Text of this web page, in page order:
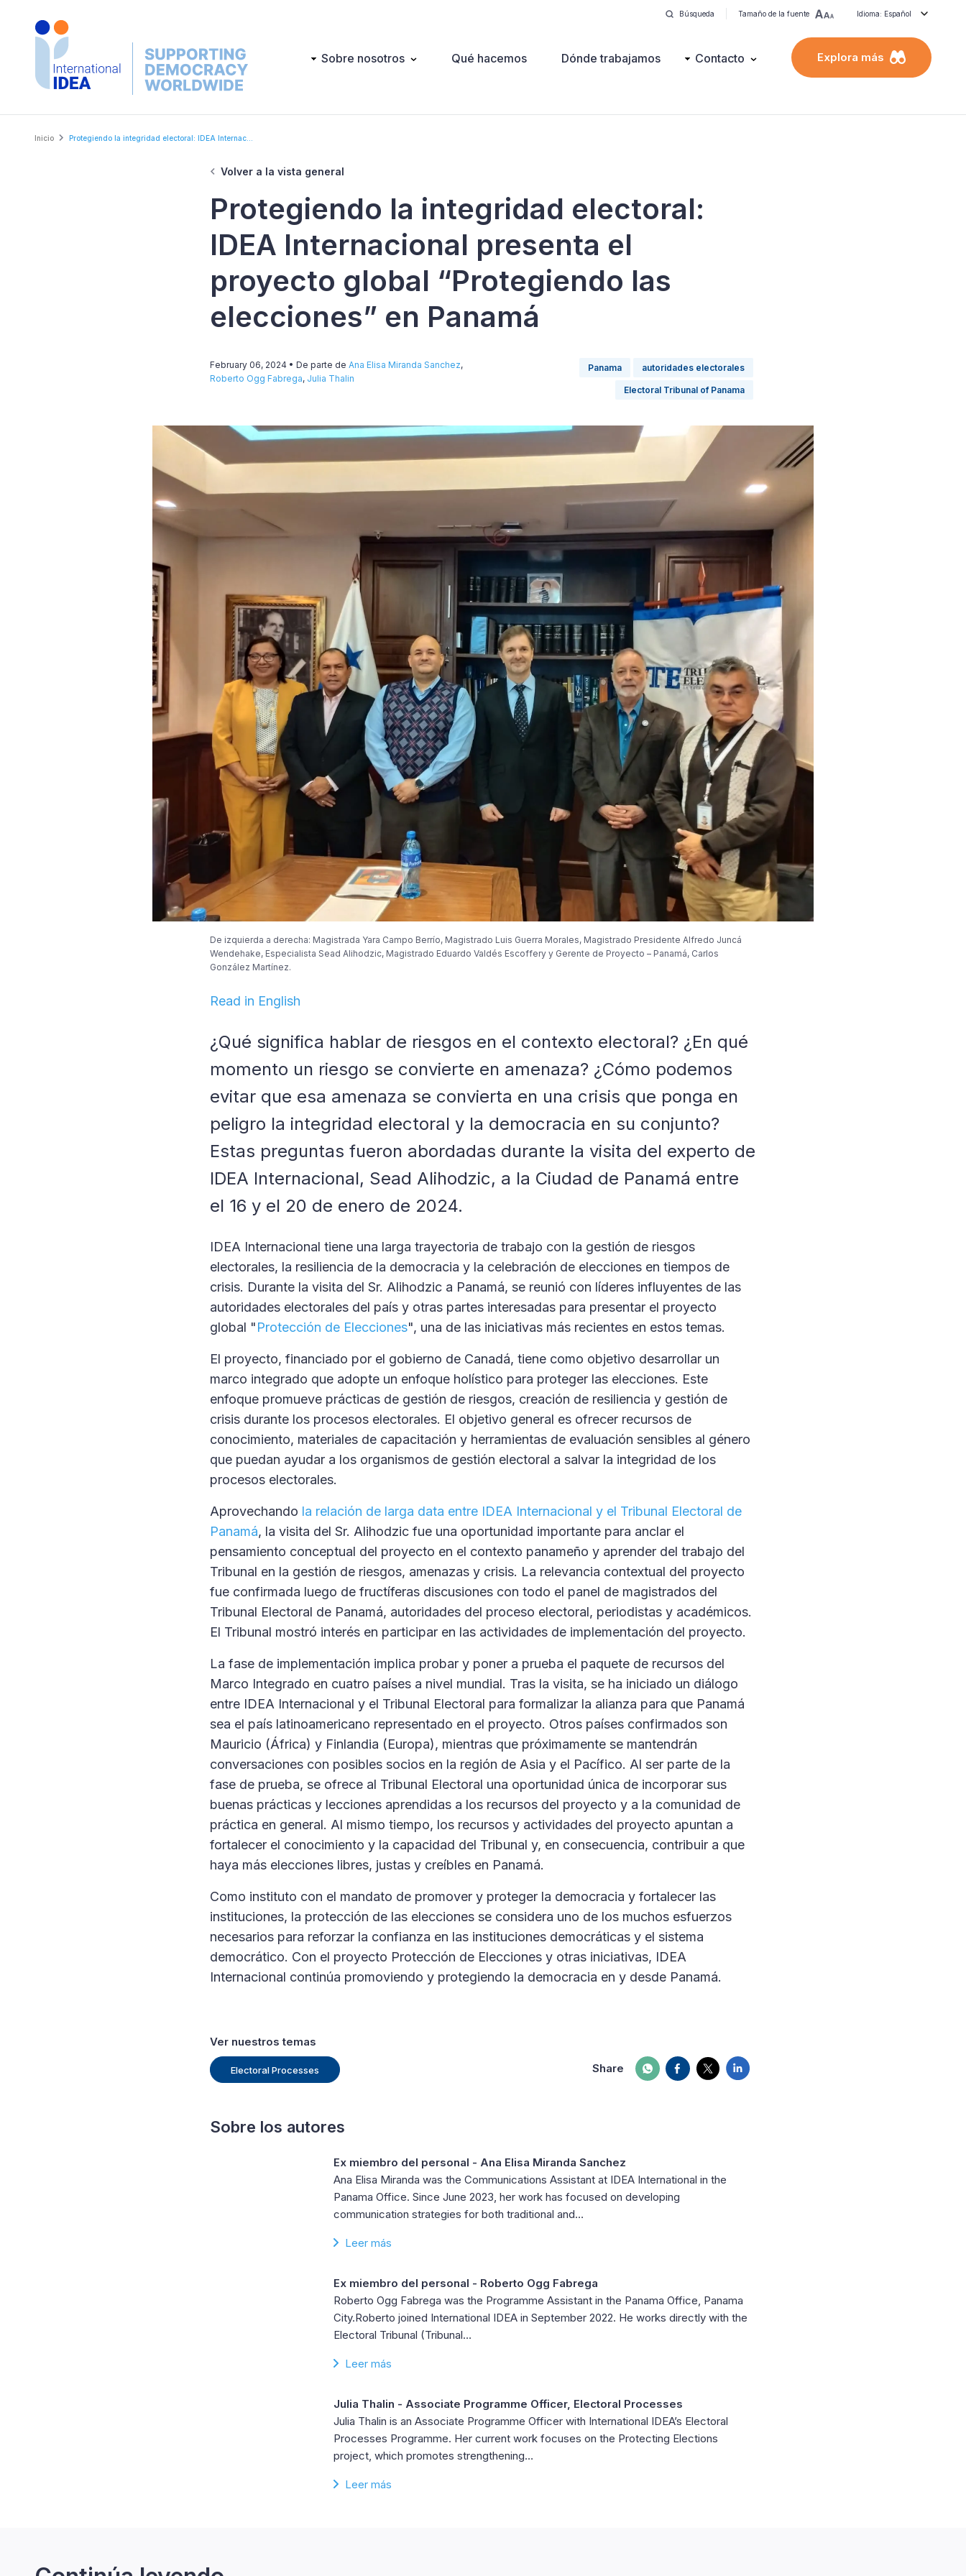
Búsqueda Tamaño de la fuente Idioma: Español
Main Sobre nosotros Qué hacemos Dónde trabajamos Contacto Explora más
Breadcrumb
Inicio Protegiendo la integridad electoral: IDEA Internac...
Volver a la vista general
Protegiendo la integridad electoral:
IDEA Internacional presenta el
proyecto global “Protegiendo las
elecciones” en Panamá
February 06, 2024 • De parte de Ana Elisa Miranda Sanchez,
Roberto Ogg Fabrega, Julia Thalin
Panama autoridades electorales
Electoral Tribunal of Panama
De izquierda a derecha: Magistrada Yara Campo Berrío, Magistrado Luis Guerra Morales, Magistrado Presidente Alfredo Juncá
Wendehake, Especialista Sead Alihodzic, Magistrado Eduardo Valdés Escoffery y Gerente de Proyecto – Panamá, Carlos
González Martínez.
Read in English
¿Qué significa hablar de riesgos en el contexto electoral? ¿En qué
momento un riesgo se convierte en amenaza? ¿Cómo podemos
evitar que esa amenaza se convierta en una crisis que ponga en
peligro la integridad electoral y la democracia en su conjunto?
Estas preguntas fueron abordadas durante la visita del experto de
IDEA Internacional, Sead Alihodzic, a la Ciudad de Panamá entre
el 16 y el 20 de enero de 2024.
IDEA Internacional tiene una larga trayectoria de trabajo con la gestión de riesgos
electorales, la resiliencia de la democracia y la celebración de elecciones en tiempos de
crisis. Durante la visita del Sr. Alihodzic a Panamá, se reunió con líderes influyentes de las
autoridades electorales del país y otras partes interesadas para presentar el proyecto
global "Protección de Elecciones", una de las iniciativas más recientes en estos temas.
El proyecto, financiado por el gobierno de Canadá, tiene como objetivo desarrollar un
marco integrado que adopte un enfoque holístico para proteger las elecciones. Este
enfoque promueve prácticas de gestión de riesgos, creación de resiliencia y gestión de
crisis durante los procesos electorales. El objetivo general es ofrecer recursos de
conocimiento, materiales de capacitación y herramientas de evaluación sensibles al género
que puedan ayudar a los organismos de gestión electoral a salvar la integridad de los
procesos electorales.
Aprovechando la relación de larga data entre IDEA Internacional y el Tribunal Electoral de
Panamá, la visita del Sr. Alihodzic fue una oportunidad importante para anclar el
pensamiento conceptual del proyecto en el contexto panameño y aprender del trabajo del
Tribunal en la gestión de riesgos, amenazas y crisis. La relevancia contextual del proyecto
fue confirmada luego de fructíferas discusiones con todo el panel de magistrados del
Tribunal Electoral de Panamá, autoridades del proceso electoral, periodistas y académicos.
El Tribunal mostró interés en participar en las actividades de implementación del proyecto.
La fase de implementación implica probar y poner a prueba el paquete de recursos del
Marco Integrado en cuatro países a nivel mundial. Tras la visita, se ha iniciado un diálogo
entre IDEA Internacional y el Tribunal Electoral para formalizar la alianza para que Panamá
sea el país latinoamericano representado en el proyecto. Otros países confirmados son
Mauricio (África) y Finlandia (Europa), mientras que próximamente se mantendrán
conversaciones con posibles socios en la región de Asia y el Pacífico. Al ser parte de la
fase de prueba, se ofrece al Tribunal Electoral una oportunidad única de incorporar sus
buenas prácticas y lecciones aprendidas a los recursos del proyecto y a la comunidad de
práctica en general. Al mismo tiempo, los recursos y actividades del proyecto apuntan a
fortalecer el conocimiento y la capacidad del Tribunal y, en consecuencia, contribuir a que
haya más elecciones libres, justas y creíbles en Panamá.
Como instituto con el mandato de promover y proteger la democracia y fortalecer las
instituciones, la protección de las elecciones se considera uno de los muchos esfuerzos
necesarios para reforzar la confianza en las instituciones democráticas y el sistema
democrático. Con el proyecto Protección de Elecciones y otras iniciativas, IDEA
Internacional continúa promoviendo y protegiendo la democracia en y desde Panamá.
Ver nuestros temas
Electoral Processes Share
Sobre los autores
Ex miembro del personal - Ana Elisa Miranda Sanchez
Ana Elisa Miranda was the Communications Assistant at IDEA International in the
Panama Office. Since June 2023, her work has focused on developing
communication strategies for both traditional and…
Leer más
Ex miembro del personal - Roberto Ogg Fabrega
Roberto Ogg Fabrega was the Programme Assistant in the Panama Office, Panama
City.Roberto joined International IDEA in September 2022. He works directly with the
Electoral Tribunal (Tribunal…
Leer más
Julia Thalin - Associate Programme Officer, Electoral Processes
Julia Thalin is an Associate Programme Officer with International IDEA’s Electoral
Processes Programme. Her current work focuses on the Protecting Elections
project, which promotes strengthening…
Leer más